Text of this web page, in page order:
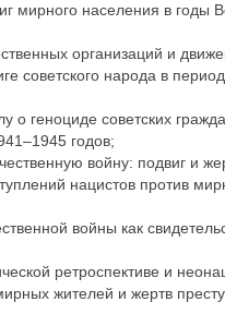
мирного населения в годы
организаций и
советского народа в
о геноциде советских
годов;
войну: подвиг и
нацистов против
войны как
ретроспективе и
жителей и жертв